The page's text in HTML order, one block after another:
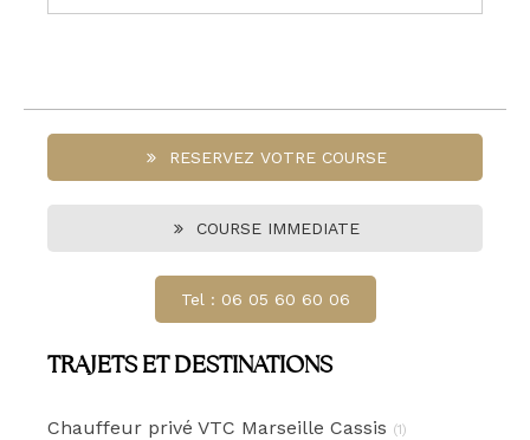
RESERVEZ VOTRE COURSE
COURSE IMMEDIATE
Tel : 06 05 60 60 06
TRAJETS ET DESTINATIONS
Chauffeur privé VTC Marseille Cassis (1)